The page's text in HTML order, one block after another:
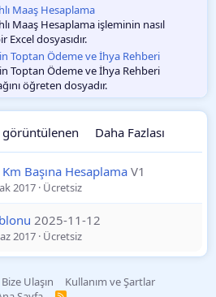
Maaş Hesaplama
Maaş Hesaplama işleminin nasıl
Excel dosyasıdır.
Toptan Ödeme ve İhya Rehberi
Toptan Ödeme ve İhya Rehberi
öğreten dosyadır.
görüntülenen Daha Fazlası
Başına Hesaplama V1
2017 Ücretsiz
2025-11-12
2017 Ücretsiz
Bize Ulaşın
Kullanım ve Şartlar